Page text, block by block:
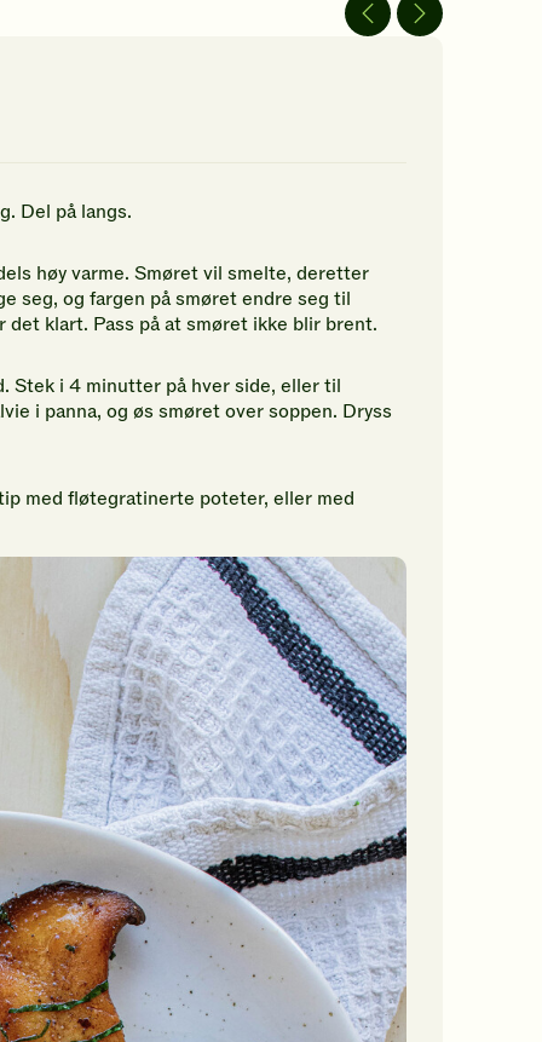
5
Del på langs.
høy varme. Smøret vil smelte, deretter
seg, og fargen på smøret endre seg til
klart. Pass på at smøret ikke blir brent.
Stek i 4 minutter på hver side, eller til
i panna, og øs smøret over soppen. Dryss
med fløtegratinerte poteter, eller med